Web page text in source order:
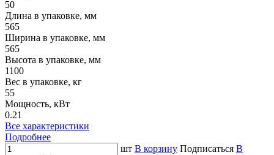
50
Длина в упаковке, мм
565
Ширина в упаковке, мм
565
Высота в упаковке, мм
1100
Вес в упаковке, кг
55
Мощность, кВт
0.21
Все характеристики
Подробнее
шт В корзину Подписаться В